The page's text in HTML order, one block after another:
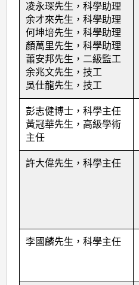
凌永琛先生，科學助理
余才來先生，科學助理
何坤培先生，科學助理
顏萬里先生，科學助理
蕭安邦先生，二級監工
余兆文先生，技工
吳仕龍先生，技工
彭志健博士，科學主任
黃冠華先生，高級學術
主任
許大偉先生，科學主任
李國麟先生，科學主任